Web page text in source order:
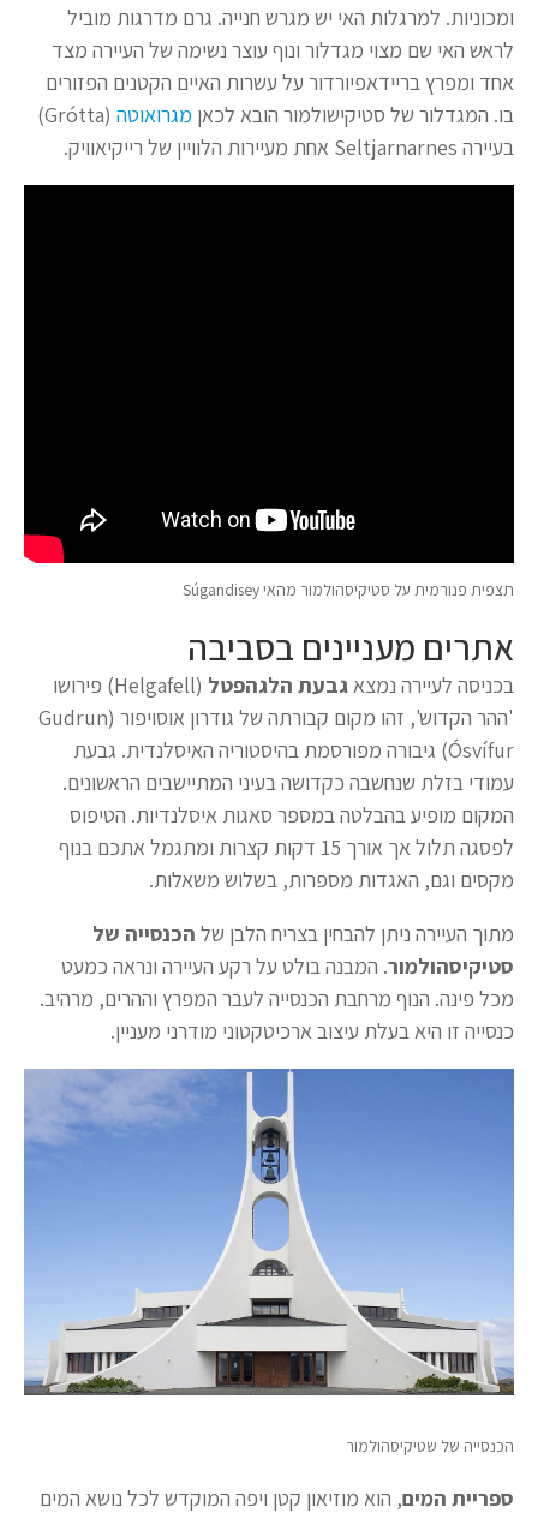
ומכוניות. למרגלות האי יש מגרש חנייה. גרם מדרגות מוביל
לראש האי שם מצוי מגדלור ונוף עוצר נשימה של העיירה מצד
אחד ומפרץ בריידאפיורדור על עשרות האיים הקטנים הפזורים
בו. המגדלור של סטיקישולמור הובא לכאן מגרואוטה
(Grótta)
בעיירה Seltjarnarnes אחת מעיירות הלוויין של רייקיאוויק.
תצפית פנורמית על סטיקיסהולמור מהאי Súgandisey
אתרים מעניינים בסביבה
בכניסה לעיירה נמצאגבעת הלגהפטל
(Helgafell) פירושו
'ההר הקדוש', זהו מקום קבורתה של גודרון אוסויפור (Gudrun
Ósvífur) גיבורה מפורסמת בהיסטוריה האיסלנדית. גבעת
עמודי בזלת שנחשבה כקדושה בעיני המתיישבים הראשונים.
המקום מופיע בהבלטה במספר סאגות איסלנדיות. הטיפוס
לפסגה תלול אך אורך 15 דקות קצרות ומתגמל אתכם בנוף
מקסים וגם, האגדות מספרות, בשלוש משאלות.
מתוך העיירה ניתן להבחין בצריח הלבן של הכנסייה של
סטיקיסהולמור. המבנה בולט על רקע העיירה ונראה כמעט
מכל פינה. הנוף מרחבת הכנסייה לעבר המפרץ וההרים, מרהיב.
כנסייה זו היא בעלת עיצוב ארכיטקטוני מודרני מעניין.
הכנסייה של שטיקיסהולמור
ספריית המים, הוא מוזיאון קטן ויפה המוקדש לכל נושא המים